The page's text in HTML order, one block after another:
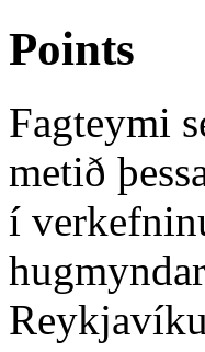
Points
Fagteymi
metið
í